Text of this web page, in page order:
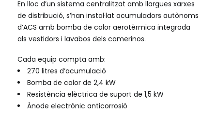
En lloc d’un sistema centralitzat amb llargues xarxes
de distribució, s’han instal·lat acumuladors autònoms
d’ACS amb bomba de calor aerotèrmica integrada
als vestidors i lavabos dels camerinos.
Cada equip compta amb:
270 litres d’acumulació
Bomba de calor de 2,4 kW
Resistència elèctrica de suport de 1,5 kW
Ànode electrònic anticorrosió